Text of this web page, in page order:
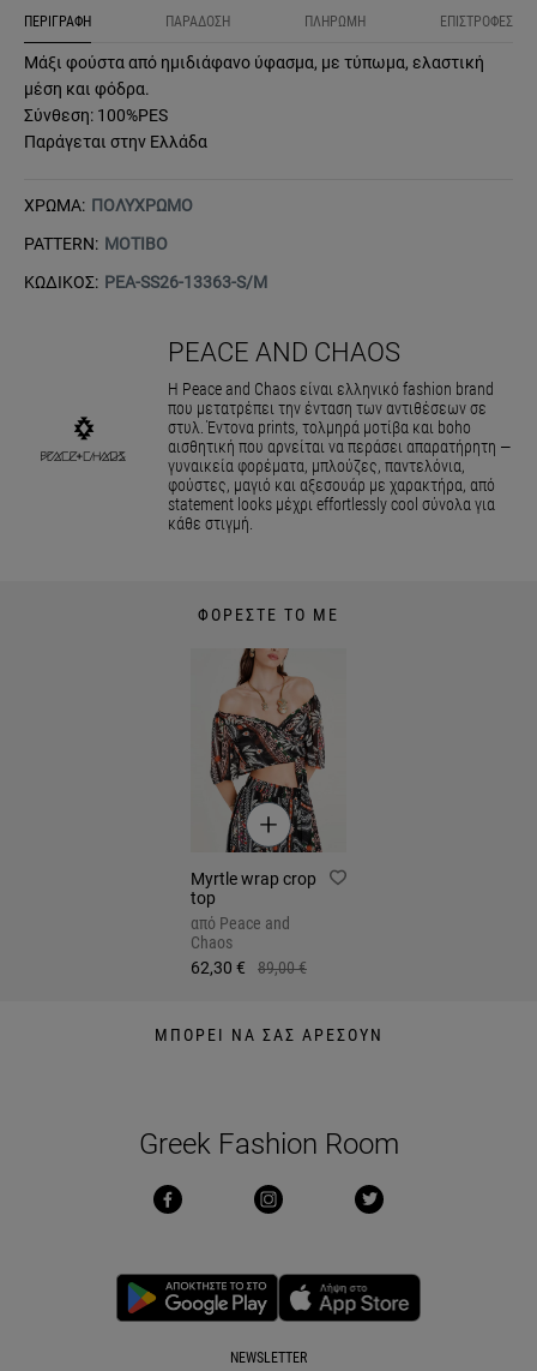
ΠΕΡΙΓΡΑΦΗ ΠΑΡΑΔΟΣΗ ΠΛΗΡΩΜΗ ΕΠΙΣΤΡΟΦΕΣ
Μάξι φούστα από ημιδιάφανο ύφασμα, με τύπωμα, ελαστική
μέση και φόδρα.
Σύνθεση: 100%PES
Παράγεται στην Ελλάδα
ΧΡΩΜΑ: ΠΟΛΥΧΡΩΜΟ
PATTERN: ΜΟΤΙΒΟ
ΚΩΔΙΚΟΣ: PEA-SS26-13363-S/M
PEACE AND CHAOS
Η Peace and Chaos είναι ελληνικό fashion brand
που μετατρέπει την ένταση των αντιθέσεων σε
στυλ. Έντονα prints, τολμηρά μοτίβα και boho
αισθητική που αρνείται να περάσει απαρατήρητη —
γυναικεία φορέματα, μπλούζες, παντελόνια,
φούστες, μαγιό και αξεσουάρ με χαρακτήρα, από
statement looks μέχρι effortlessly cool σύνολα για
κάθε στιγμή.
ΦΟΡΕΣΤΕ ΤΟ ΜΕ
Myrtle wrap crop
top
από Peace and
Chaos
62,30 €
89,00 €
ΜΠΟΡΕΙ ΝΑ ΣΑΣ ΑΡΕΣΟΥΝ
Greek Fashion Room
NEWSLETTER